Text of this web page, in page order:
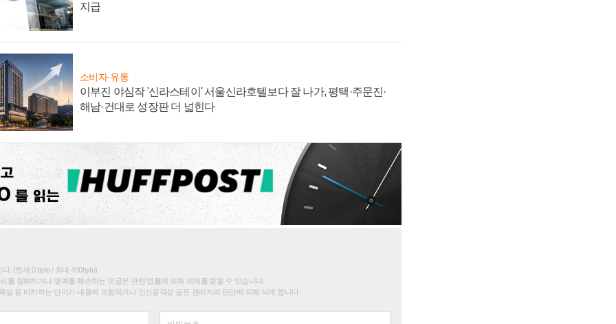
지급
소비자·유통
이부진 야심작 '신라스테이' 서울신라호텔보다 잘 나가, 평택·주문진·
해남·건대로 성장판 더 넓힌다
. (현재 0 byte / 최대 400byte)
를 침해하거나 명예를 훼손하는 댓글은 관련 법률에 의해 제재를 받을 수 있습니다.
설 등 비하하는 단어가 내용에 포함되거나 인신공격성 글은 관리자의 판단에 의해 삭제 합니다.